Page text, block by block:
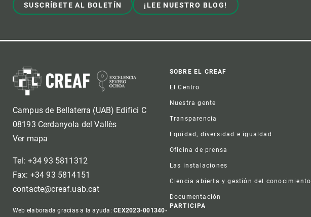
SUSCRÍBETE AL BOLETÍN ¡LEE NUESTRO BLOG!
Campus de Bellaterra (UAB) Edifici C
08193 Cerdanyola del Vallès
Ver mapa
Tel: +34 93 5811312
Fax: +34 93 5814151
contacte@creaf.uab.cat
Web elaborada gracias a la ayuda:CEX2023-001340-
Footer
SOBRE EL CREAF
El Centro
Nuestra gente
Transparencia
Equidad, diversidad e igualdad
Oficina de prensa
Las instalaciones
Ciencia abierta y gestión del conocimiento
Documentación
PARTICIPA